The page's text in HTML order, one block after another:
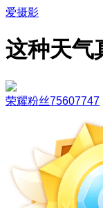
爱摄影
这种天气
荣耀粉丝75607747